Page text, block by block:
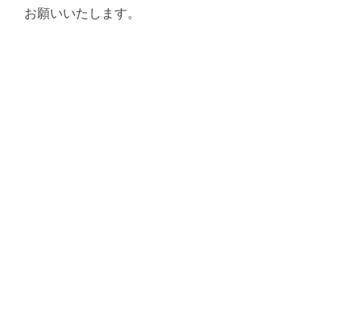
お願いいたします。